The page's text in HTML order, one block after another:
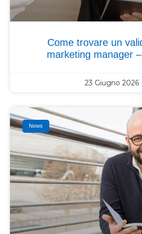
Come trovare un
marketing manager
23 Giugno 2026
News